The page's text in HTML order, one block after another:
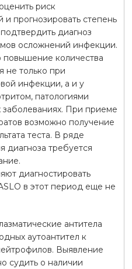
риск
прогнозировать степень
диагноз
осложнений инфекции.
повышение количества
не только при
инфекции, а и у
патологиями
заболеваниях. При приеме
возможно получение
теста. В ряде
диагноза требуется
диагностировать
в этот период еще не
антитела
аутоантител к
Выявление
судить о наличии